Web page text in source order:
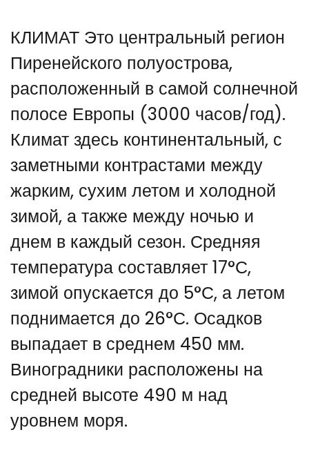
КЛИМАТ Это центральный регион
Пиренейского полуострова,
расположенный в самой солнечной
полосе Европы (3000 часов/год).
Климат здесь континентальный, с
заметными контрастами между
жарким, сухим летом и холодной
зимой, а также между ночью и
днем в каждый сезон. Средняя
температура составляет 17°С,
зимой опускается до 5°С, а летом
поднимается до 26°С. Осадков
выпадает в среднем 450 мм.
Виноградники расположены на
средней высоте 490 м над
уровнем моря.